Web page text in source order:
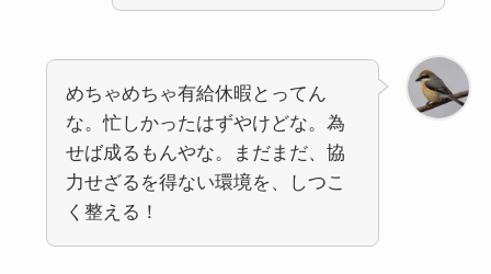
めちゃめちゃ有給休暇とってん
な。忙しかったはずやけどな。為
せば成るもんやな。まだまだ、協
力せざるを得ない環境を、しつこ
く整える！